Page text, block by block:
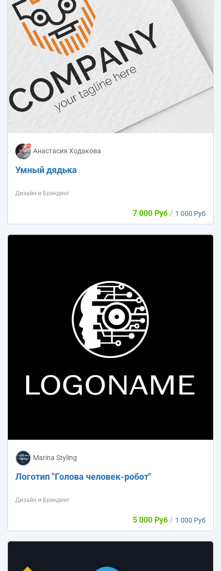
Анастасия Ходакова
Умный дядька
Дизайн и Брендинг
7 000 Руб / 1 000 Руб
Marina Styling
Логотип "Голова человек-робот"
Дизайн и Брендинг
5 000 Руб / 1 000 Руб